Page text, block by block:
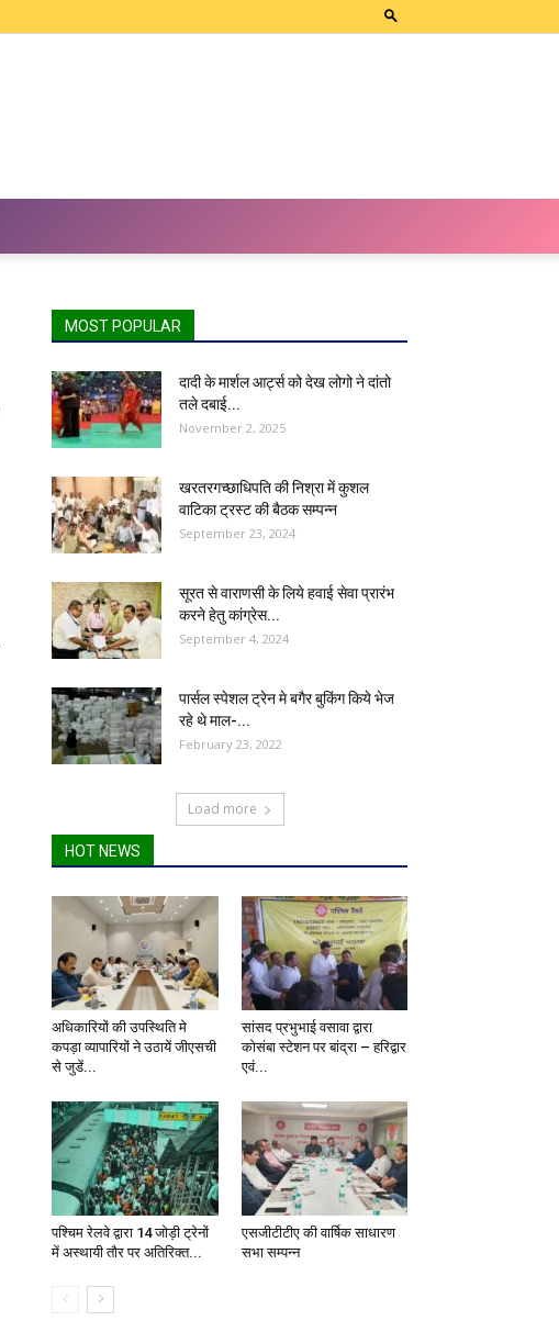
MOST POPULAR
दादी के मार्शल आर्ट्स को देख लोगो ने दांतो
तले दबाई...
November 2, 2025
खरतरगच्छाधिपति की निश्रा में कुशल
वाटिका ट्रस्ट की बैठक सम्पन्न
September 23, 2024
सूरत से वाराणसी के लिये हवाई सेवा प्रारंभ
करने हेतु कांग्रेस...
September 4, 2024
पार्सल स्पेशल ट्रेन मे बगैर बुकिंग किये भेज
रहे थे माल-...
February 23, 2022
Load more
HOT NEWS
अधिकारियों की उपस्थिति मे
कपड़ा व्यापारियों ने उठायें जीएसची
से जुडें...
सांसद प्रभुभाई वसावा द्वारा
कोसंबा स्टेशन पर बांद्रा – हरिद्वार
एवं...
पश्चिम रेलवे द्वारा 14 जोड़ी ट्रेनों
में अस्थायी तौर पर अतिरिक्त...
एसजीटीटीए की वार्षिक साधारण
सभा सम्पन्न